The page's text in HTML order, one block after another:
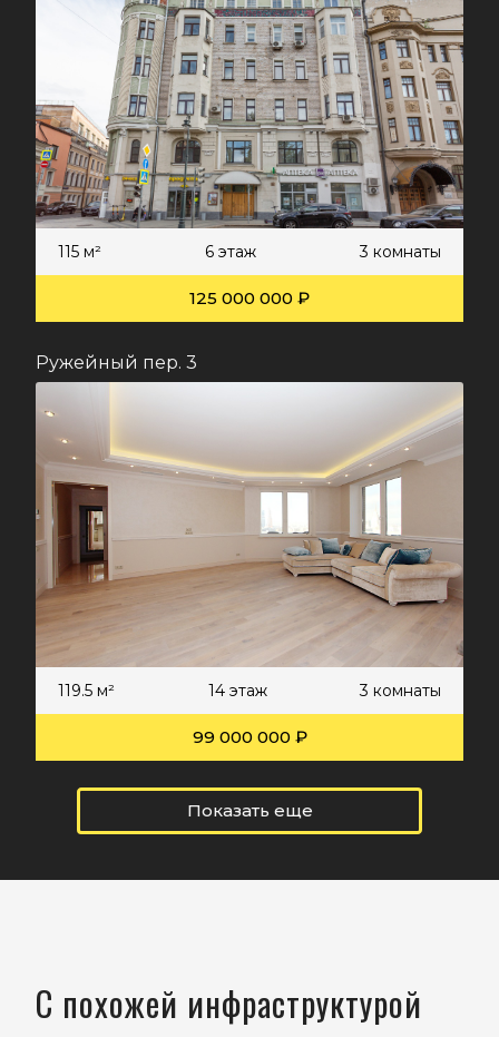
115 м² 6 этаж 3 комнаты
125 000 000 ₽
Ружейный пер. 3
119.5 м² 14 этаж 3 комнаты
99 000 000 ₽
Показать еще
С похожей инфраструктурой